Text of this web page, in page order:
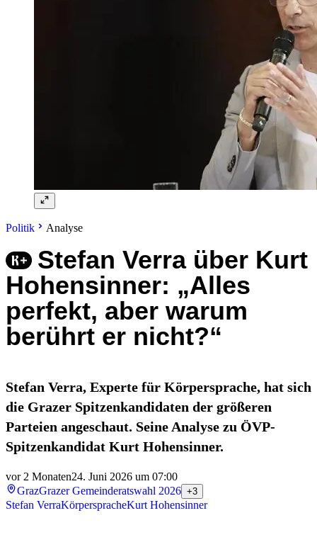
Politik Analyse
Stefan Verra über Kurt
Hohensinner: „Alles
perfekt, aber warum
berührt er nicht?“
Stefan Verra, Experte für Körpersprache, hat sich
die Grazer Spitzenkandidaten der größeren
Parteien angeschaut. Seine Analyse zu ÖVP-
Spitzenkandidat Kurt Hohensinner.
vor 2 Monaten24. Juni 2026 um 07:00
GrazGrazer Gemeinderatswahl 2026 +3
Stefan VerraKörperspracheKurt Hohensinner